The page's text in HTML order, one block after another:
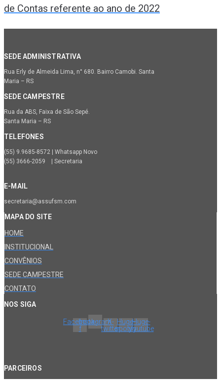
de Contas referente ao ano de 2022
SEDE ADMINISTRATIVA
Rua Erly de Almeida Lima, n° 680. Bairro Camobi. Santa
Maria – RS
SEDE CAMPESTRE
Rua da ABS, Faixa de São Sepé.
Santa Maria – RS
TELEFONES
(55) 9.9685-8572 | Whatsapp Novo
(55) 3666-2059 | Secretaria
E-MAIL
secretaria@assufsm.com
MAPA DO SITE
HOME
INSTITUCIONAL
CONVÊNIOS
SEDE CAMPESTRE
CONTATO
NOS SIGA
Facebook-
f
InstagramX-
twitter
Huge-
spotify
Huge-
youtube
PARCEIROS